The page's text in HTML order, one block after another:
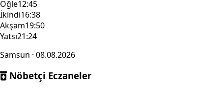
Öğle12:45
İkindi16:38
Akşam19:50
Yatsı21:24
Samsun · 08.08.2026
Nöbetçi Eczaneler